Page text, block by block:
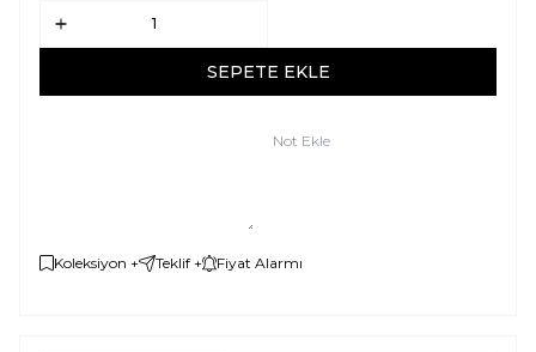
SEPETE EKLE
Not Ekle
Koleksiyon + Teklif + Fiyat Alarmı